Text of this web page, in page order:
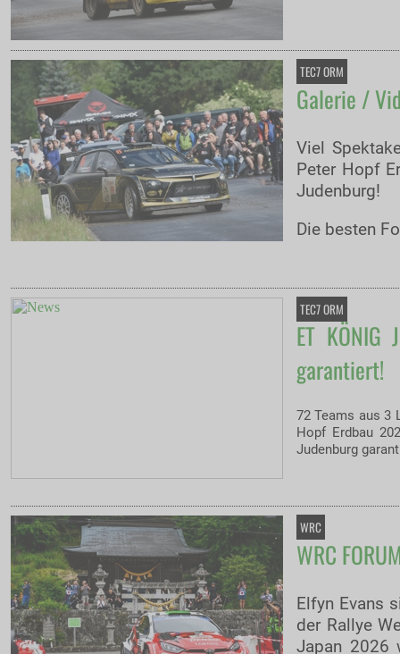
TEC7 ORM
Galerie /
Viel
Peter Hopf
Judenburg!
Die besten
TEC7 ORM
ET KÖNIG
garantiert!
72 Teams aus 3
Hopf Erdbau
Judenburg
WRC
WRC
Elfyn Evans
der Rallye
Japan 2026